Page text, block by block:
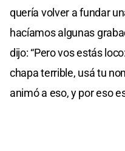
quería volver a fundar
hacíamos algunas
dijo: “Pero vos estás
chapa terrible, usá tu
animó a eso, y por eso